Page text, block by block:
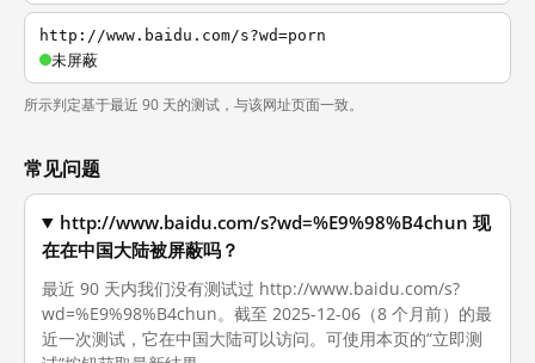
http://www.baidu.com/s?wd=porn
未屏蔽
所示判定基于最近 90 天的测试，与该网址页面一致。
常见问题
http://www.baidu.com/s?wd=%E9%98%B4chun 现
在在中国大陆被屏蔽吗？
最近 90 天内我们没有测试过 http://www.baidu.com/s?
wd=%E9%98%B4chun。截至 2025-12-06（8 个月前）的最
近一次测试，它在中国大陆可以访问。可使用本页的“立即测